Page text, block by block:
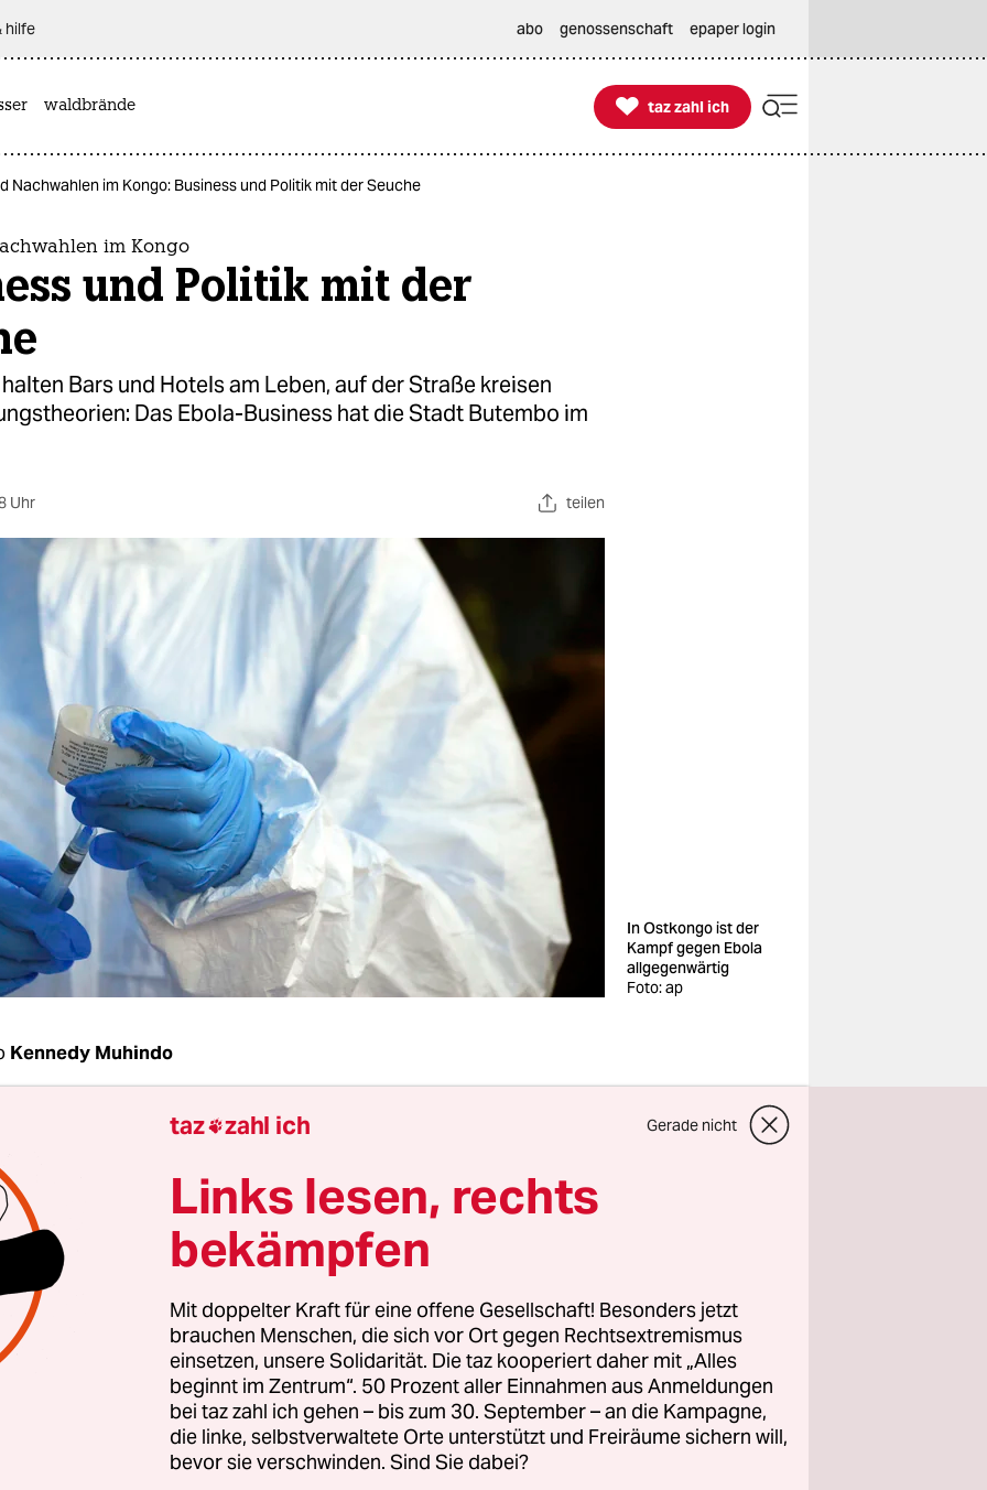
hilfe abo genossenschaft epaper login
waldbrände 
taz zahl ich
taz zahl ich
Nachwahlen im Kongo: Business und Politik mit der Seuche
im Kongo
und Politik mit der
Bars und Hotels am Leben, auf der Straße kreisen
Das Ebola-Business hat die Stadt Butembo im
Uhr teilen
In Ostkongo ist der
Kampf gegen Ebola
allgegenwärtig
Foto: ap
Kennedy Muhindo
Gebäude gibt es gechlortes Wasser: Rathäuser,
sogar Banken und Geschäfte, Parkplätze sowie die
in die Stadt. Der Kampf gegen Ebola ist allgegenwärtig in
lebhaften Handelsmetropole im Ostkongo. Die Seuche
seit August 642 Tote gefordert, die Zahl der Ebolafälle
Wochenende die 1000er-Marke – eine Woche vor den
dort,
wo Kongos Wahlen im Dezember 2018 just wegen
mehr Familien ihre Ebola-Toten betreuen, gibt es
dessen, was man inzwischen das „Ebola-
nennen kann. Man muss nur das Hotel „Auberge“
taz zahl ich Gerade nicht
Links lesen, rechts
bekämpfen
Mit doppelter Kraft für eine offene Gesellschaft! Besonders jetzt
brauchen Menschen, die sich vor Ort gegen Rechtsextremismus
einsetzen, unsere Solidarität. Die taz kooperiert daher mit „Alles
beginnt im Zentrum“. 50 Prozent aller Einnahmen aus Anmeldungen
bei taz zahl ich gehen – bis zum 30. September – an die Kampagne,
die linke, selbstverwaltete Orte unterstützt und Freiräume sichern will,
bevor sie verschwinden. Sind Sie dabei?